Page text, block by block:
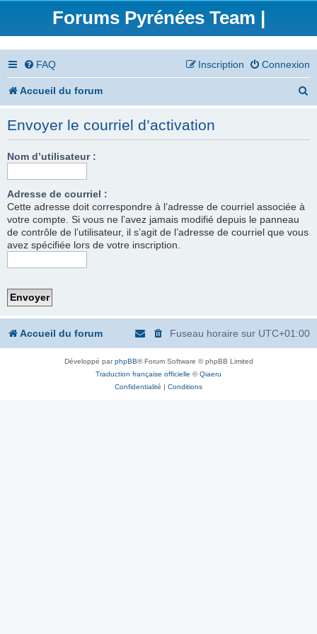
Forums Pyrénées Team |
FAQ Connexion
Inscription
Accueil du forum
Envoyer le courriel d’activation
Nom d’utilisateur :
Adresse de courriel :
Cette adresse doit correspondre à l’adresse de courriel associée à
votre compte. Si vous ne l’avez jamais modifié depuis le panneau
de contrôle de l’utilisateur, il s’agit de l’adresse de courriel que vous
avez spécifiée lors de votre inscription.
Accueil du forum Fuseau horaire sur UTC+01:00
Développé parphpBB® Forum Software © phpBB Limited
Traduction française officielle ©Qiaeru
Confidentialité | Conditions